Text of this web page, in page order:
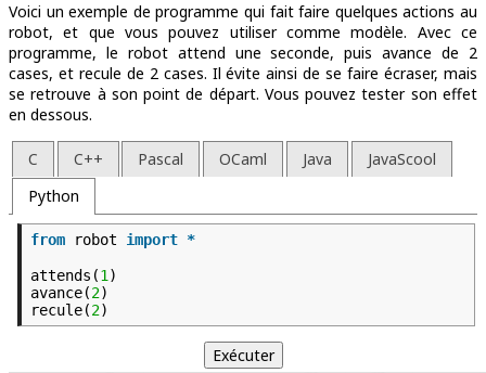
Voici un exemple de programme qui fait faire quelques actions au
robot, et que vous pouvez utiliser comme modèle. Avec ce
programme, le robot attend une seconde, puis avance de 2
cases, et recule de 2 cases. Il évite ainsi de se faire écraser, mais
se retrouve à son point de départ. Vous pouvez tester son effet
en dessous.
C C++ Pascal OCaml Java
JavaScool
Python
from robot import *
attends(1 )
avance(2)
recule(2)